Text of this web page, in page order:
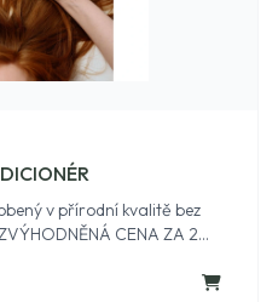
v přírodní kvalitě bez
CENA ZA 2